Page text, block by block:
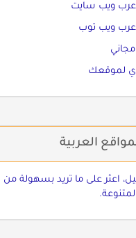
عرب ويب سايت
عرب ويب توب
مجاني
لموقعك
العربية
اعثر على ما تريد بسهولة من